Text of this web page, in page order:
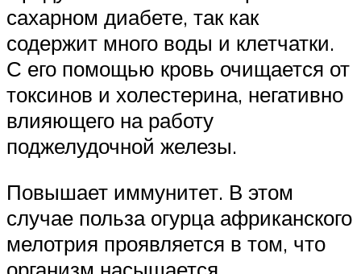
сахарном диабете, так как
содержит много воды и клетчатки.
С его помощью кровь очищается от
токсинов и холестерина, негативно
влияющего на работу
поджелудочной железы.
Повышает иммунитет. В этом
случае польза огурца африканского
мелотрия проявляется в том, что